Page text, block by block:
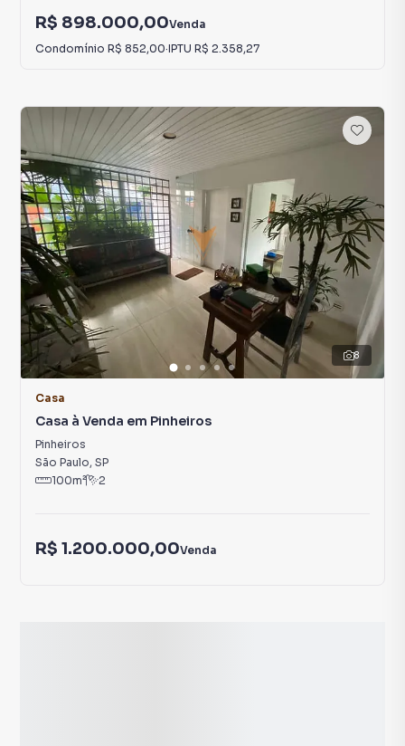
R$ 898.000,00Venda
Condomínio R$ 852,00·IPTU R$ 2.358,27
8
Casa
Casa à Venda em Pinheiros
Pinheiros
São Paulo, SP
100m² 2
R$ 1.200.000,00Venda